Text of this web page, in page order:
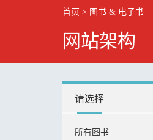
首页 > 图书 & 电子书
网站架构
请选择
所有图书